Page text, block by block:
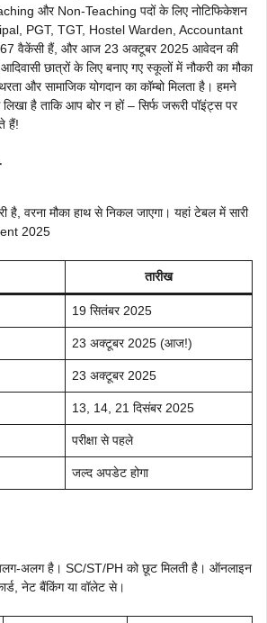
और Non-Teaching पदों के लिए नोटिफिकेशन
PGT, TGT, Hostel Warden, Accountant
वैकेंसी हैं, और आज 23 अक्टूबर 2025 आवेदन की
छात्रों के लिए बनाए गए स्कूलों में नौकरी का मौका
और सामाजिक योगदान का कॉम्बो मिलता है। हमने
है ताकि आप बोर न हों – सिर्फ जरूरी पॉइंट्स पर
हैं!
वरना मौका हाथ से निकल जाएगा। यहां टेबल में सारी
2025
तारीख
19 सितंबर 2025
23 अक्टूबर 2025 (आज!)
23 अक्टूबर 2025
13, 14, 21 दिसंबर 2025
परीक्षा से पहले
जल्द अपडेट होगा
अलग है। SC/ST/PH को छूट मिलती है। ऑनलाइन
नेट बैंकिंग या वॉलेट से।